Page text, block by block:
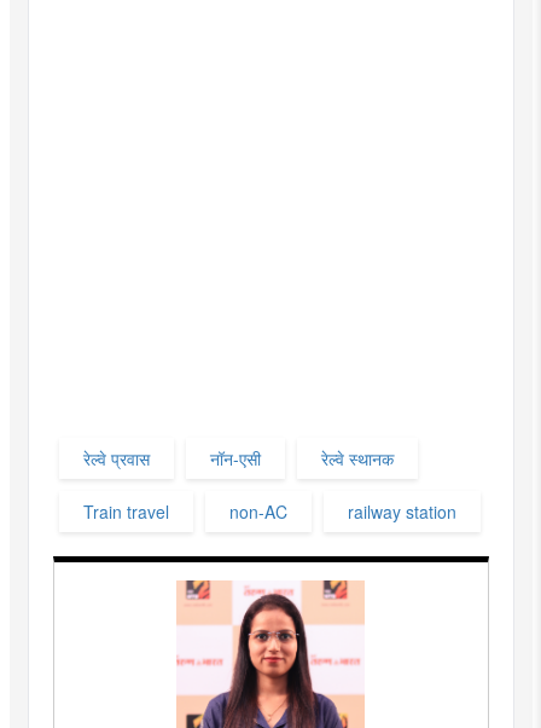
रेल्वे प्रवास नॉन-एसी रेल्वे स्थानक
Train travel non-AC railway station